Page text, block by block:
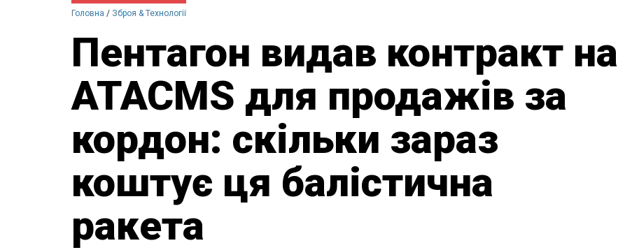
Головна Зброя & Технології
Пентагон видав контракт на
ATACMS для продажів за
кордон: скільки зараз
коштує ця балістична
ракета